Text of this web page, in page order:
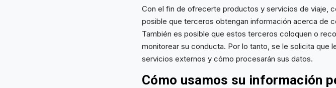
Con el fin de ofrecerte productos y servicios de viaje,
posible que terceros obtengan información acerca de
También es posible que estos terceros coloquen o
monitorear su conducta. Por lo tanto, se le solicita que
servicios externos y cómo procesarán sus datos.
Cómo usamos su información